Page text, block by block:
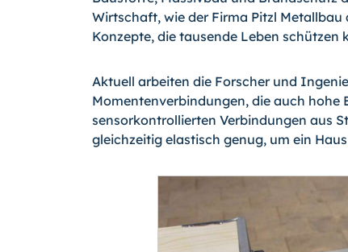
Wirtschaft, wie der Firma Pitzl
Konzepte, die tausende Leben schützen
Aktuell arbeiten die Forscher und
Momentenverbindungen, die auch hohe
sensorkontrollierten Verbindungen aus
gleichzeitig elastisch genug, um ein